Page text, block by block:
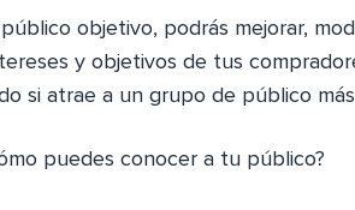
objetivo, podrás mejorar,
y objetivos de tus
si atrae a un grupo de público
puedes conocer a tu público?